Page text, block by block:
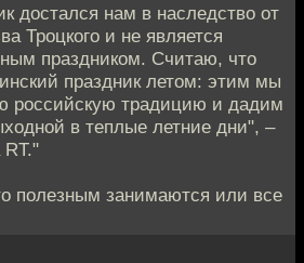
достался нам в наследство от
Троцкого и не является
праздником. Считаю, что
праздник летом: этим мы
российскую традицию и дадим
в теплые летние дни", –
RT."
полезным занимаются или все